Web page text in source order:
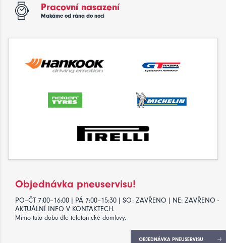
Pracovní nasazení
Makáme od rána do noci
Objednávka pneuservisu!
PO–ČT 7:00–16:00 | PÁ 7:00–15:30 | SO: ZAVŘENO | NE: ZAVŘENO -
AKTUÁLNÍ INFO V KONTAKTECH.
Mimo tuto dobu dle telefonické domluvy.
OBJEDNÁVKA PNEUSERVISU